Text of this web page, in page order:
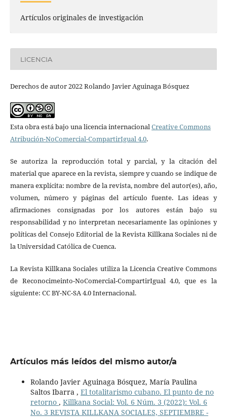
Artículos originales de investigación
LICENCIA
Derechos de autor 2022 Rolando Javier Aguinaga Bósquez
Esta obra está bajo una licencia internacionalCreative Commons
Atribución-NoComercial-CompartirIgual 4.0.
Se autoriza la reproducción total y parcial, y la citación del
material que aparece en la revista, siempre y cuando se indique de
manera explícita: nombre de la revista, nombre del autor(es), año,
volumen, número y páginas del artículo fuente. Las ideas y
afirmaciones consignadas por los autores están bajo su
responsabilidad y no interpretan necesariamente las opiniones y
políticas del Consejo Editorial de la Revista Killkana Sociales ni de
la Universidad Católica de Cuenca.
La Revista Killkana Sociales utiliza la Licencia Creative Commons
de Reconocimeinto-NoComercial-CompartirIgual 4.0, que es la
siguiente: CC BY-NC-SA 4.0 Internacional.
Artículos más leídos del mismo autor/a
Rolando Javier Aguinaga Bósquez, María Paulina
Saltos Ibarra , El totalitarismo cubano. El punto de no
retorno , Killkana Social: Vol. 6 Núm. 3 (2022): Vol. 6
No. 3 REVISTA KILLKANA SOCIALES, SEPTIEMBRE -